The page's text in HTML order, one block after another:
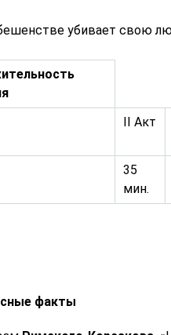
убивает свою
II Акт
35
мин.
факты